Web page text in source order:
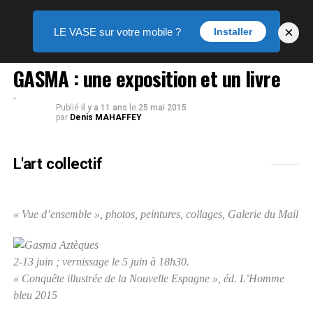
EXPOSITION
GASMA : une exposition et un livre
Publié il y a 11 ans le 25 mai 2015
par Denis MAHAFFEY
L'art collectif
« Vue d’ensemble », photos, peintures, collages, Galerie du Mail
2-13 juin ; vernissage le 5 juin à 18h30.
« Conquête illustrée de la Nouvelle Espagne », éd. L’Homme
bleu 2015
LE VASE sur votre mobile ? Installer ×